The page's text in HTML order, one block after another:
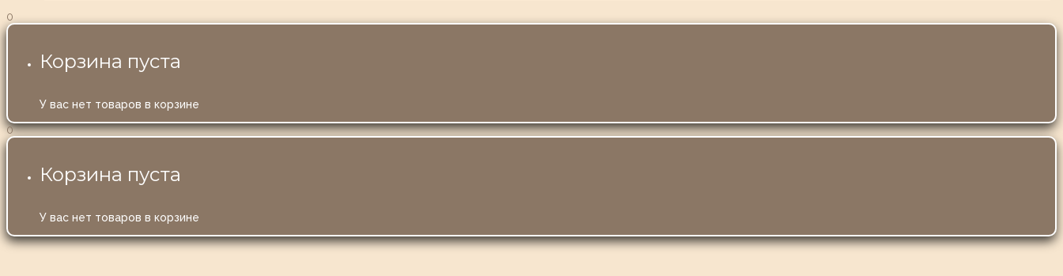
0
Корзина пуста
У вас нет товаров в корзине
0
Корзина пуста
У вас нет товаров в корзине